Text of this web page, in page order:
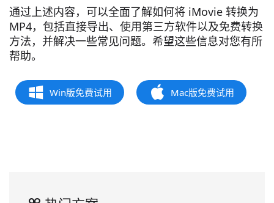
通过上述内容，可以全面了解如何将 iMovie 转换为
MP4，包括直接导出、使用第三方软件以及免费转换
方法，并解决一些常见问题。希望这些信息对您有所
帮助。
Win版免费试用 Mac版免费试用